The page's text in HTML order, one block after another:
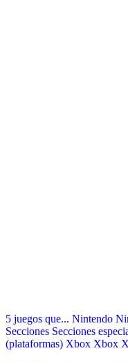
5 juegos que... Nintendo
Secciones Secciones
(plataformas) Xbox Xbox